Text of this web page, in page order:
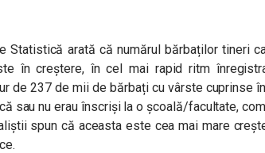
Statistică arată că numărul bărbaților tineri
în creștere, în cel mai rapid ritm
de 237 de mii de bărbați cu vârste cuprinse
sau nu erau înscriși la o școală/facultate,
spun că aceasta este cea mai mare